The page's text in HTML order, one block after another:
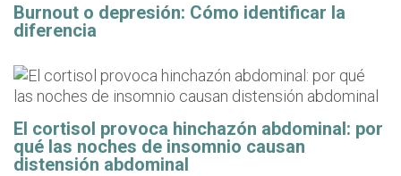
Burnout o depresión: Cómo identificar la
diferencia
El cortisol provoca hinchazón abdominal: por
qué las noches de insomnio causan
distensión abdominal